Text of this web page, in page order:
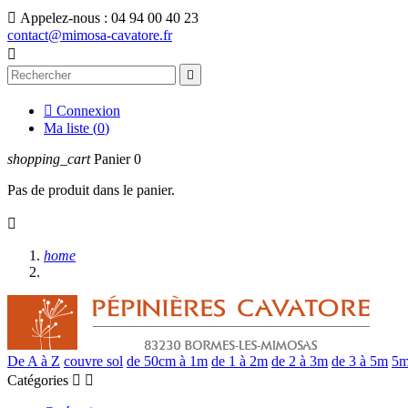
 Appelez-nous : 04 94 00 40 23
contact@mimosa-cavatore.fr


 Connexion
Ma liste (0)
shopping_cart Panier 0
Pas de produit dans le panier.

home
De A à Z couvre sol de 50cm à 1m de 1 à 2m de 2 à 3m de 3 à 5m
Catégories  